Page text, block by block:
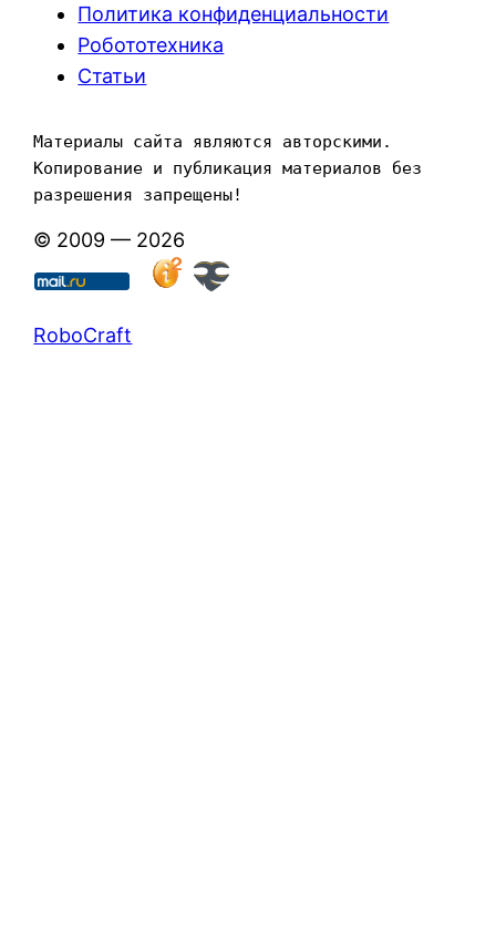
Политика конфиденциальности
Робототехника
Статьи
Материалы сайта являются авторскими.
Копирование и публикация материалов без
разрешения запрещены!
© 2009 — 2026
RoboCraft